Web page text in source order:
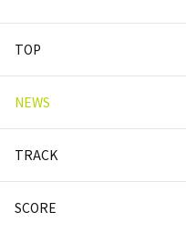
TOP
NEWS
TRACK
SCORE